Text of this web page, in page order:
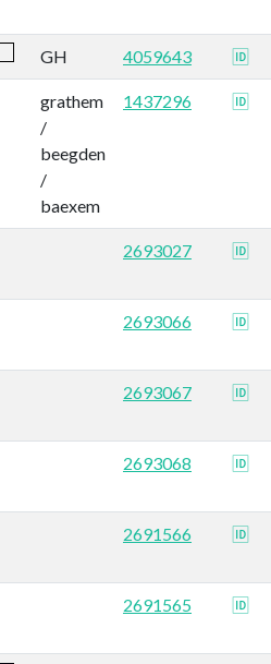
GH 4059643 🆔
grathem
/
beegden
/
baexem
1437296 🆔
2693027 🆔
2693066 🆔
2693067 🆔
2693068 🆔
2691566 🆔
2691565 🆔